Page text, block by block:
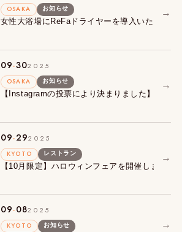
OSAKA
お知らせ
女性大浴場にReFaドライヤーを導入いたしまし
→
09.302025
OSAKA
お知らせ
【Instagramの投票により決まりました】朝食
→
09.292025
KYOTO
レストラン
【10月限定】ハロウィンフェアを開催します！
→
09.082025
KYOTO
お知らせ →